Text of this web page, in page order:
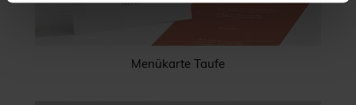
Menükarte Taufe